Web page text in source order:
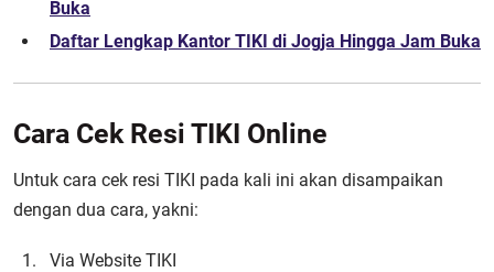
Buka
Daftar Lengkap Kantor TIKI di Jogja Hingga Jam Buka
Cara Cek Resi TIKI Online
Untuk cara cek resi TIKI pada kali ini akan disampaikan
dengan dua cara, yakni:
Via Website TIKI